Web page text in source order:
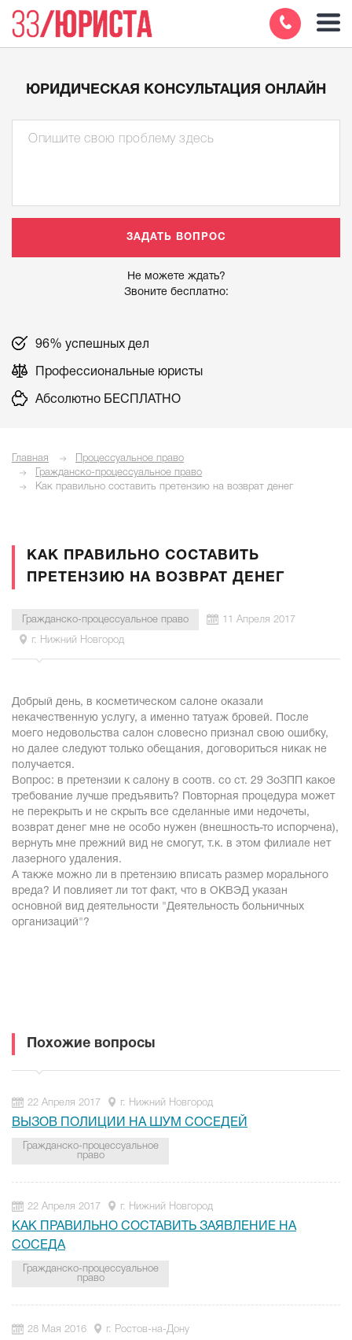
ЮРИДИЧЕСКАЯ КОНСУЛЬТАЦИЯ ОНЛАЙН
Не можете ждать?
Звоните бесплатно:
96% успешных дел
Профессиональные юристы
Абсолютно БЕСПЛАТНО
Главная
Процессуальное право
Гражданско-процессуальное право
Как правильно составить претензию на возврат денег
КАК ПРАВИЛЬНО СОСТАВИТЬ
ПРЕТЕНЗИЮ НА ВОЗВРАТ ДЕНЕГ
Гражданско-процессуальное право 11 Апреля 2017
г. Нижний Новгород
Добрый день, в косметическом салоне оказали
некачественную услугу, а именно татуаж бровей. После
моего недовольства салон словесно признал свою ошибку,
но далее следуют только обещания, договориться никак не
получается.
Вопрос: в претензии к салону в соотв. со ст. 29 ЗоЗПП какое
требование лучше предъявить? Повторная процедура может
не перекрыть и не скрыть все сделанные ими недочеты,
возврат денег мне не особо нужен (внешность-то испорчена),
вернуть мне прежний вид не смогут, т.к. в этом филиале нет
лазерного удаления.
А также можно ли в претензию вписать размер морального
вреда? И повлияет ли тот факт, что в ОКВЭД указан
основной вид деятельности "Деятельность больничных
организаций"?
Похожие вопросы
22 Апреля 2017 г. Нижний Новгород
ВЫЗОВ ПОЛИЦИИ НА ШУМ СОСЕДЕЙ
Гражданско-процессуальное
право
22 Апреля 2017 г. Нижний Новгород
КАК ПРАВИЛЬНО СОСТАВИТЬ ЗАЯВЛЕНИЕ НА
СОСЕДА
Гражданско-процессуальное
право
28 Мая 2016 г. Ростов-на-Дону